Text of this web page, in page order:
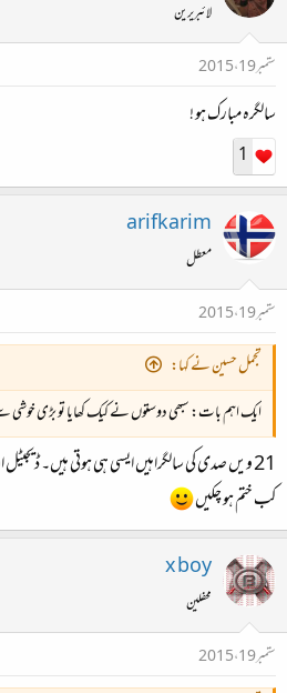
لائبریرین
ستمبر 19، 2015
سالگرہ مبارک ہو !
1
arifkarim
معطل
ستمبر 19، 2015
تجمل حسین نے کہا:
ایک اہم بات: سبھی دوستوں نے کیک کھایا تو بڑی خوشی سے
21 ویں صدی کی سالگراہیں ایسی ہی ہوتی ہیں۔ ڈیجیٹل
کب ختم ہو چکیں
x boy
محفلین
ستمبر 19، 2015